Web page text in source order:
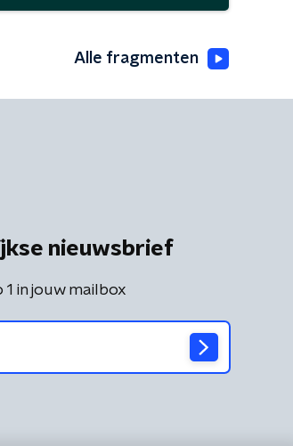
Alle fragmenten
nieuwsbrief
in jouw mailbox